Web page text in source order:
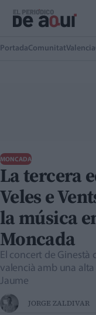
PortadaComunitatValencia
MONCADA
La tercera
Veles e
la música
Moncada
El concert de Ginestà
valencià amb una
Jaume
JORGE ZALDIVAR